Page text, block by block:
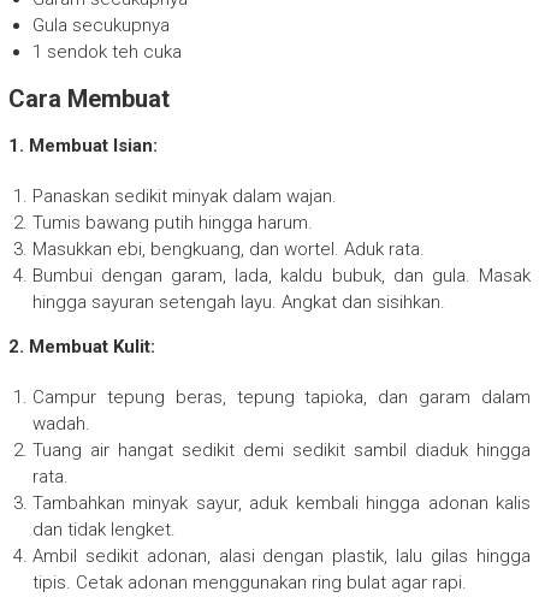
Gula secukupnya
1 sendok teh cuka
Cara Membuat
1. Membuat Isian:
Panaskan sedikit minyak dalam wajan.
Tumis bawang putih hingga harum.
Masukkan ebi, bengkuang, dan wortel. Aduk rata.
Bumbui dengan garam, lada, kaldu bubuk, dan gula. Masak
hingga sayuran setengah layu. Angkat dan sisihkan.
2. Membuat Kulit:
Campur tepung beras, tepung tapioka, dan garam dalam
wadah.
Tuang air hangat sedikit demi sedikit sambil diaduk hingga
rata.
Tambahkan minyak sayur, aduk kembali hingga adonan kalis
dan tidak lengket.
Ambil sedikit adonan, alasi dengan plastik, lalu gilas hingga
tipis. Cetak adonan menggunakan ring bulat agar rapi.